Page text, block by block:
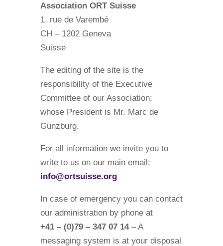
Association ORT Suisse
1, rue de Varembé
CH – 1202 Geneva
Suisse
The editing of the site is the
responsibility of the Executive
Committee of our Association;
whose President is Mr. Marc de
Gunzburg.
For all information we invite you to
write to us on our main email:
info@ortsuisse.org
In case of emergency you can contact
our administration by phone at
+41 – (0)79 – 347 07 14 – A
messaging system is at your disposal